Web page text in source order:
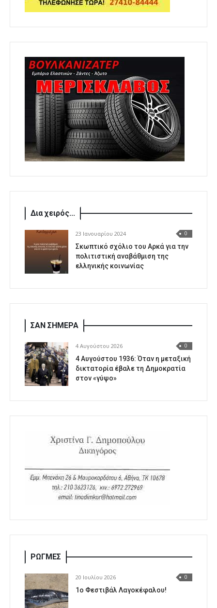
Δια χειρός...
23 Ιανουαρίου 2024 0
Σκωπτικό σχόλιο του Αρκά για την
πολιτιστική αναβάθμιση της
ελληνικής κοινωνίας
ΣΑΝ ΣΗΜΕΡΑ
4 Αυγούστου 2026 0
4 Αυγούστου 1936: Όταν η μεταξική
δικτατορία έβαλε τη Δημοκρατία
στον «γύψο»
ΡΩΓΜΕΣ
20 Ιουλίου 2026 0
1o Φεστιβάλ Λαγοκέφαλου!